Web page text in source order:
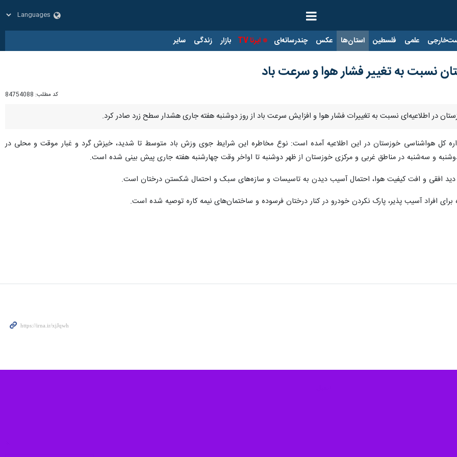
علمی فلسطین استان‌ها عکس چندرسانه‌ای ایرنا TV بازار زندگی سایر
نسبت به تغییر فشار هوا و سرعت باد
کد مطلب: 84754088